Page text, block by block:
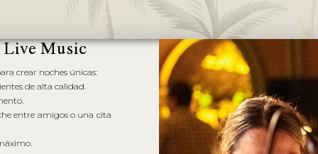
Live Music
crear noches únicas:
de alta calidad.
entre amigos o una cita